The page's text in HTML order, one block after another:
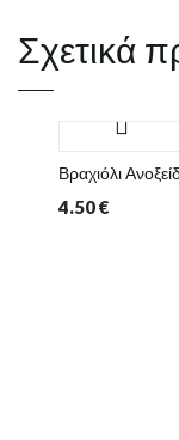
Σχετικά
Βραχιόλι
4.50€